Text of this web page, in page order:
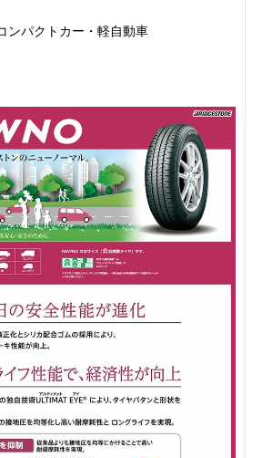
ンパクトカー・軽自動車